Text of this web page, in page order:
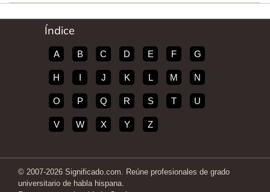
Índice
A B C D E F G
H I J K L M N
O P Q R S T U
V W X Y Z
© 2007-2026 Significado.com. Reúne profesionales de grado
universitario de habla hispana.